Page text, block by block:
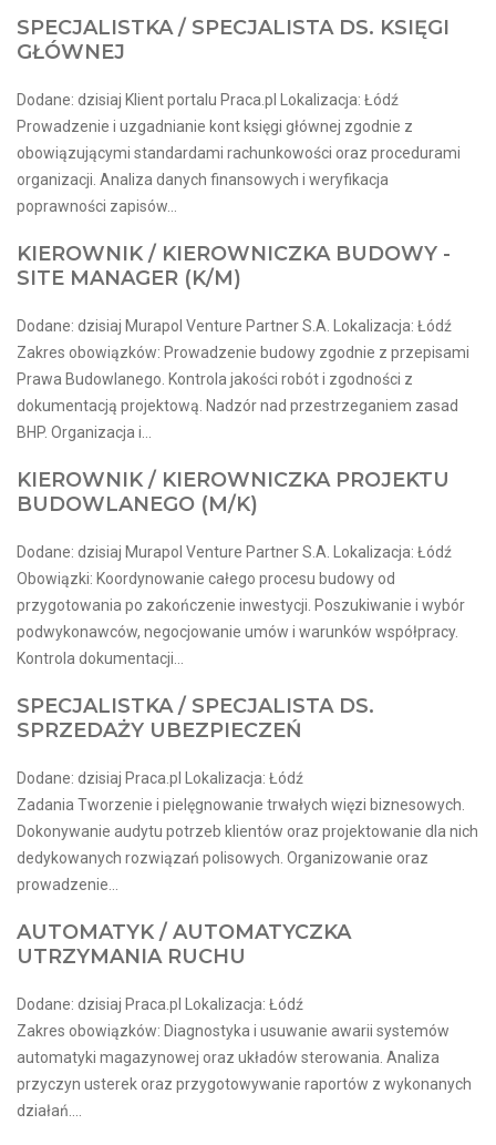
SPECJALISTKA / SPECJALISTA DS. KSIĘGI
GŁÓWNEJ
Dodane: dzisiaj Klient portalu Praca.pl Lokalizacja: Łódź
Prowadzenie i uzgadnianie kont księgi głównej zgodnie z
obowiązującymi standardami rachunkowości oraz procedurami
organizacji. Analiza danych finansowych i weryfikacja
poprawności zapisów...
KIEROWNIK / KIEROWNICZKA BUDOWY -
SITE MANAGER (K/M)
Dodane: dzisiaj Murapol Venture Partner S.A. Lokalizacja: Łódź
Zakres obowiązków: Prowadzenie budowy zgodnie z przepisami
Prawa Budowlanego. Kontrola jakości robót i zgodności z
dokumentacją projektową. Nadzór nad przestrzeganiem zasad
BHP. Organizacja i...
KIEROWNIK / KIEROWNICZKA PROJEKTU
BUDOWLANEGO (M/K)
Dodane: dzisiaj Murapol Venture Partner S.A. Lokalizacja: Łódź
Obowiązki: Koordynowanie całego procesu budowy od
przygotowania po zakończenie inwestycji. Poszukiwanie i wybór
podwykonawców, negocjowanie umów i warunków współpracy.
Kontrola dokumentacji...
SPECJALISTKA / SPECJALISTA DS.
SPRZEDAŻY UBEZPIECZEŃ
Dodane: dzisiaj Praca.pl Lokalizacja: Łódź
Zadania Tworzenie i pielęgnowanie trwałych więzi biznesowych.
Dokonywanie audytu potrzeb klientów oraz projektowanie dla nich
dedykowanych rozwiązań polisowych. Organizowanie oraz
prowadzenie...
AUTOMATYK / AUTOMATYCZKA
UTRZYMANIA RUCHU
Dodane: dzisiaj Praca.pl Lokalizacja: Łódź
Zakres obowiązków: Diagnostyka i usuwanie awarii systemów
automatyki magazynowej oraz układów sterowania. Analiza
przyczyn usterek oraz przygotowywanie raportów z wykonanych
działań....